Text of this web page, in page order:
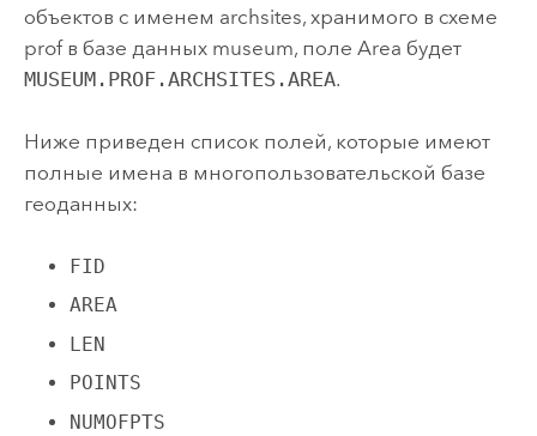
объектов с именем archsites, хранимого в схеме
prof в базе данных museum, поле Area будет
MUSEUM.PROF.ARCHSITES.AREA.
Ниже приведен список полей, которые имеют
полные имена в многопользовательской базе
геоданных:
FID
AREA
LEN
POINTS
NUMOFPTS